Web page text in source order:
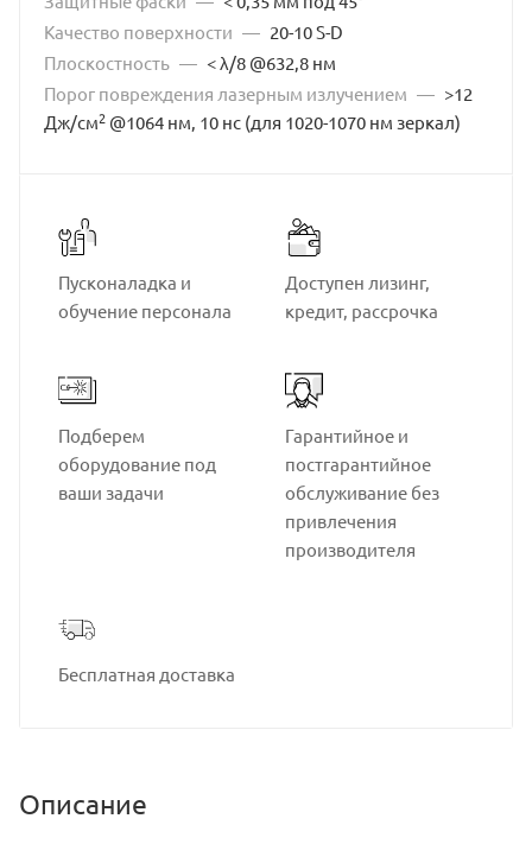
720-840 740-880 770-830 780
800-950 820-930 820-936
Качество поверхности — 20-10 S-D
Плоскостность — < λ/8 @632,8 нм
Порог повреждения лазерным излучением — >12
Дж/см2 @1064 нм, 10 нс (для 1020-1070 нм зеркал)
Пусконаладка и
обучение персонала
Доступен лизинг,
кредит, рассрочка
Подберем
оборудование под
ваши задачи
Гарантийное и
постгарантийное
обслуживание без
привлечения
производителя
Бесплатная доставка
Описание